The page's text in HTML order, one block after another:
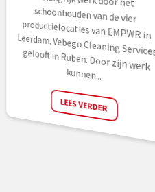
kunnen...
LEES VERDER